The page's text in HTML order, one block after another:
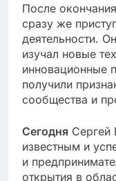
После
сразу же
деятельности.
изучал новые
инновационные
получили
сообщества и
Сегодня Сергей
известным и
и
открытия в